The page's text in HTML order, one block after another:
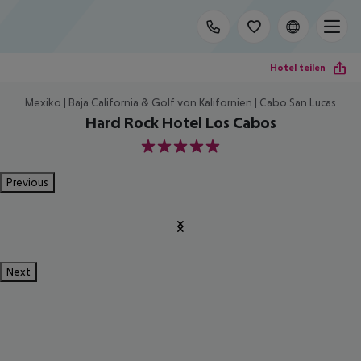
Hotel teilen
Mexiko | Baja California & Golf von Kalifornien | Cabo San Lucas
Hard Rock Hotel Los Cabos
5
Previous
Next